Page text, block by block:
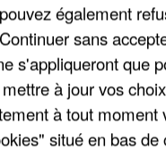
également
sans
s'appliqueront que
à jour vos
à tout moment
situé en bas de